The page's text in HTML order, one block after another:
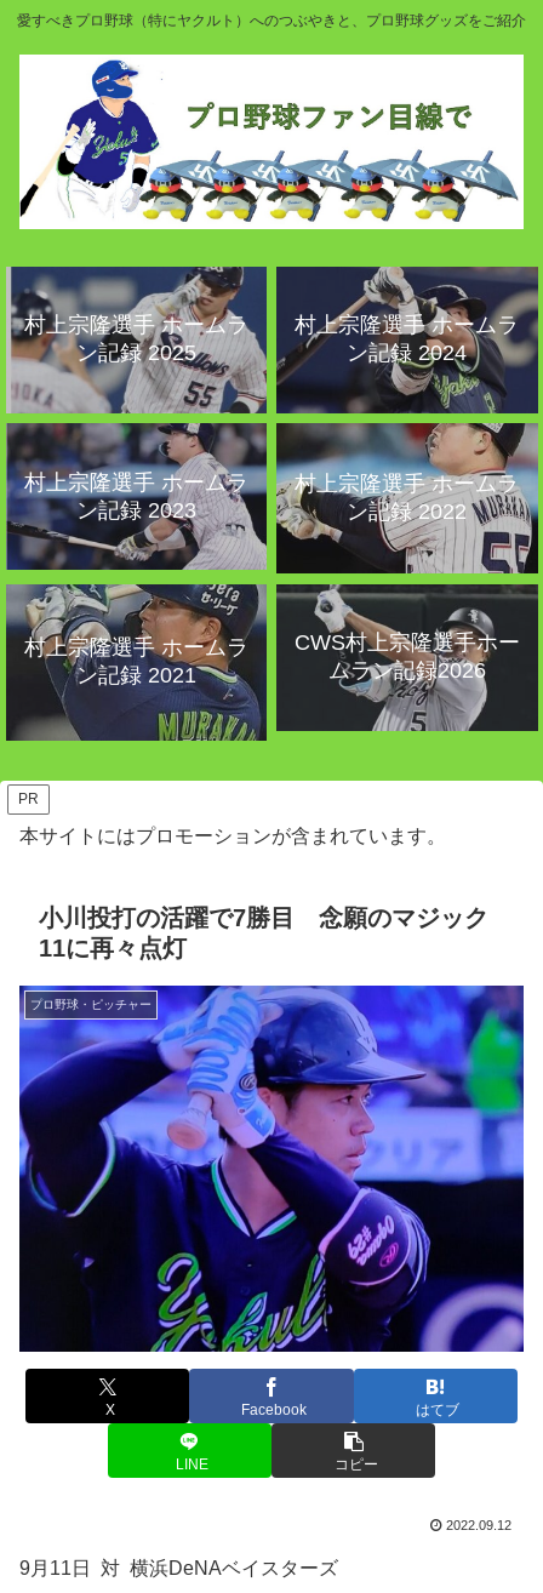
愛すべきプロ野球（特にヤクルト）へのつぶやきと、プロ野球グッズをご紹介
村上宗隆選手 ホームラ
ン記録 2025
村上宗隆選手 ホームラ
ン記録 2024
村上宗隆選手 ホームラ
ン記録 2023
村上宗隆選手 ホームラ
ン記録 2022
村上宗隆選手 ホームラ
ン記録 2021
CWS村上宗隆選手ホー
ムラン記録2026
PR
本サイトにはプロモーションが含まれています。
小川投打の活躍で7勝目 念願のマジック
11に再々点灯
プロ野球・ピッチャー
X Facebook はてブ
LINE コピー
2022.09.12
9月11日 対 横浜DeNAベイスターズ